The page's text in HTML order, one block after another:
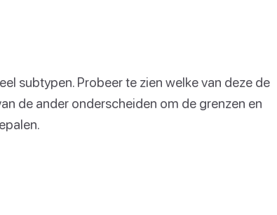
subtypen. Probeer te zien welke van deze de
de ander onderscheiden om de grenzen en